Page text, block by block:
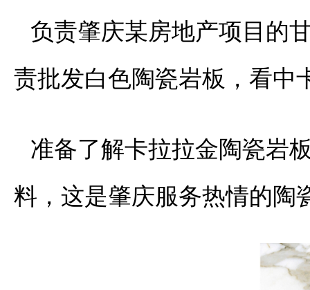
负责肇庆某房地产项目的
责批发白色陶瓷岩板，看中
准备了解卡拉拉金陶瓷岩
料，这是肇庆服务热情的陶